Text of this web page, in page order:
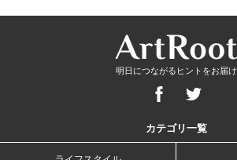
明日につながるヒントをお届け
カテゴリ一覧